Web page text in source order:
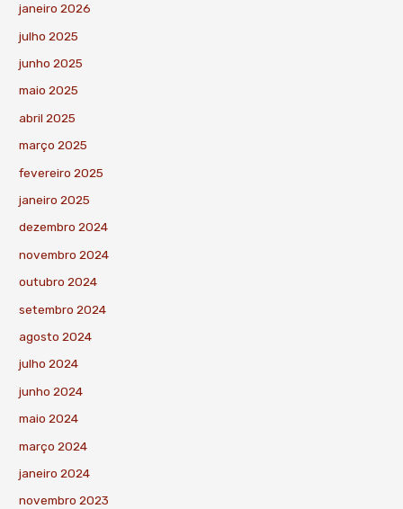
janeiro 2026
julho 2025
junho 2025
maio 2025
abril 2025
março 2025
fevereiro 2025
janeiro 2025
dezembro 2024
novembro 2024
outubro 2024
setembro 2024
agosto 2024
julho 2024
junho 2024
maio 2024
março 2024
janeiro 2024
novembro 2023